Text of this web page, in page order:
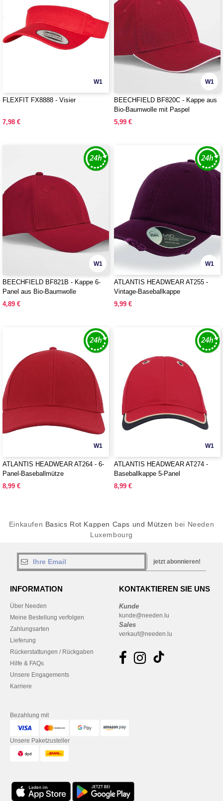
W1
FLEXFIT FX8888 - Visier
7,98 €
W1
BEECHFIELD BF820C - Kappe aus
Bio-Baumwolle mit Paspel
5,99 €
W1
BEECHFIELD BF821B - Kappe 6-
Panel aus Bio-Baumwolle
4,89 €
W1
ATLANTIS HEADWEAR AT255 -
Vintage-Baseballkappe
9,99 €
W1
ATLANTIS HEADWEAR AT264 - 6-
Panel-Baseballmütze
8,99 €
W1
ATLANTIS HEADWEAR AT274 -
Baseballkappe 5-Panel
8,99 €
Einkaufen Basics Rot Kappen Caps und Mützen bei Needen
Luxembourg
jetzt abonnieren!
INFORMATION
Über Needen
Meine Bestellung verfolgen
Zahlungsarten
Lieferung
Rückerstattungen / Rückgaben
Hilfe & FAQs
Unsere Engagements
Karriere
KONTAKTIEREN SIE UNS
Kunde
kunde@needen.lu
Sales
verkauf@needen.lu
Bezahlung mit
Unsere Paketzusteller